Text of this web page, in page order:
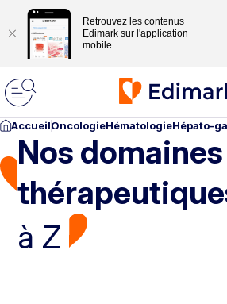
Retrouvez les contenus
Edimark sur l'application
mobile
AccueilOncologieHématologieHépato-
Nos domaines
à Z